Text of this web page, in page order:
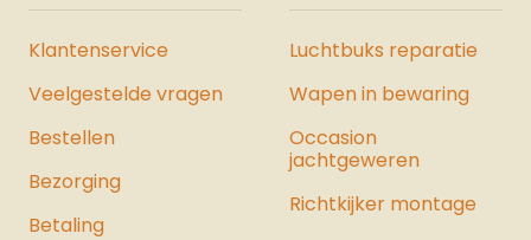
Klantenservice
Veelgestelde vragen
Bestellen
Bezorging
Betaling
Luchtbuks reparatie
Wapen in bewaring
Occasion
jachtgeweren
Richtkijker montage